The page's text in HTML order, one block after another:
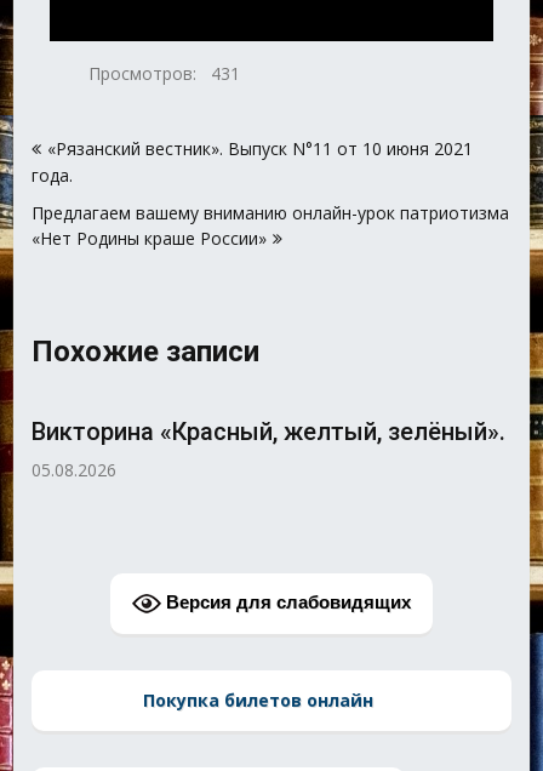
Просмотров: 431
по
записям
«Рязанский вестник». Выпуск N°11 от 10 июня 2021
года.
Предлагаем вашему вниманию онлайн-урок патриотизма
«Нет Родины краше России»
Похожие записи
Викторина «Красный, желтый, зелёный».
05.08.2026
Версия для слабовидящих
Покупка билетов онлайн